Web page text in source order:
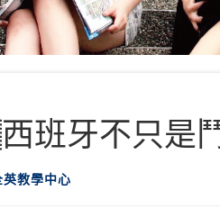
班牙不只是
教學中心